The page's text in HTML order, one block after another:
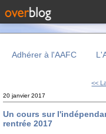
Adhérer à l'AAFC
<<
20 janvier 2017
Un cours sur
rentrée 2017